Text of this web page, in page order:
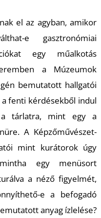
el az agyban, amikor
e gasztronómiai
egy műalkotás
a Múzeumok
bemutatott hallgatói
fenti kérdésekből indul
tárlatra, mint egy a
A Képzőművészet-
mint kurátorok úgy
egy menüsort
a néző figyelmét,
e a befogadó
anyag ízlelése?